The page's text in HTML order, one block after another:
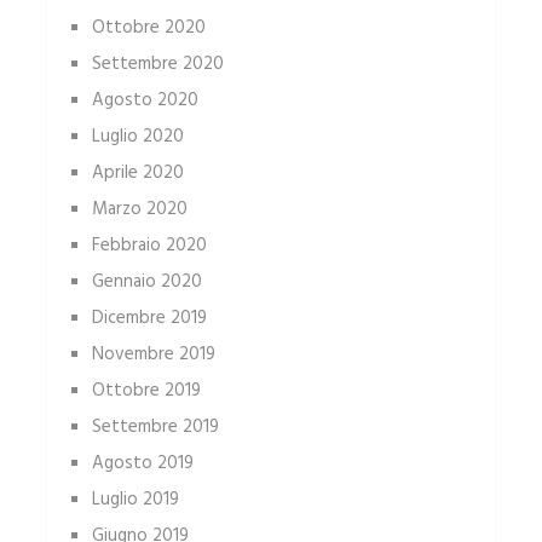
Ottobre 2020
Settembre 2020
Agosto 2020
Luglio 2020
Aprile 2020
Marzo 2020
Febbraio 2020
Gennaio 2020
Dicembre 2019
Novembre 2019
Ottobre 2019
Settembre 2019
Agosto 2019
Luglio 2019